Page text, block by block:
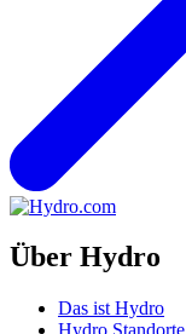
Über Hydro
Das ist Hydro